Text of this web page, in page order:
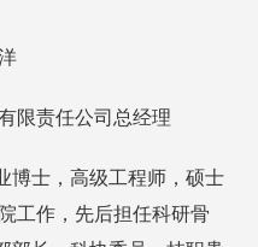
限责任公司总经理
博士，高级工程师，硕士
工作，先后担任科研骨